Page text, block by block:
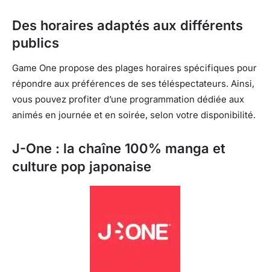
Des horaires adaptés aux différents
publics
Game One propose des plages horaires spécifiques pour
répondre aux préférences de ses téléspectateurs. Ainsi,
vous pouvez profiter d’une programmation dédiée aux
animés en journée et en soirée, selon votre disponibilité.
J-One : la chaîne 100% manga et
culture pop japonaise